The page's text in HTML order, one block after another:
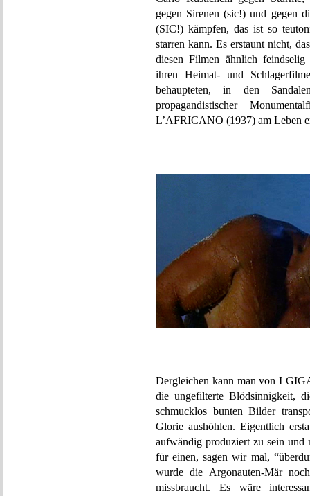
gegen Sirenen (sic!) und gegen
(SIC!) kämpfen, das ist so
starren kann. Es erstaunt nicht,
diesen Filmen ähnlich
ihren Heimat- und
behaupteten, in den
propagandistischer
L’AFRICANO (1937) am Leben
Dergleichen kann man von I
die ungefilterte Blödsinnigkeit,
schmucklos bunten Bilder
Glorie aushöhlen. Eigentlich
aufwändig produziert zu sein
für einen, sagen wir mal,
wurde die Argonauten-Mär
missbraucht. Es wäre